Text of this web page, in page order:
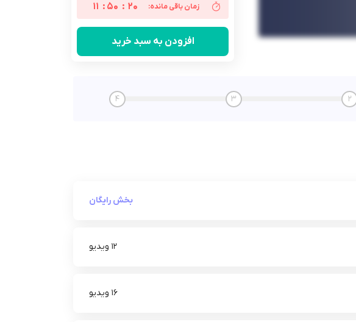
زمان باقی مانده: 19
:
50
:
11
افزودن به سبد خرید
2
3
4
بخش رایگان
12 ویدیو
16 ویدیو